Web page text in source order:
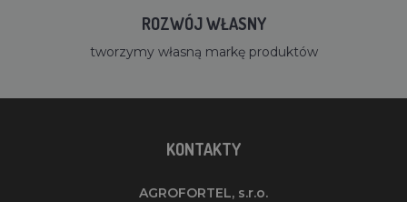
ROZWÓJ WŁASNY
tworzymy własną markę produktów
KONTAKTY
AGROFORTEL, s.r.o.